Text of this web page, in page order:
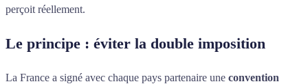
perçoit réellement.
Le principe : éviter la double imposition
La France a signé avec chaque pays partenaire une convention